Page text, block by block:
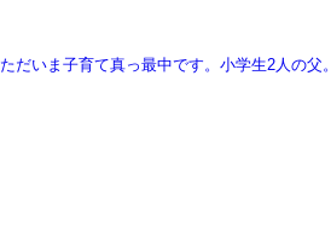
ただいま子育て真っ最中です。小学生2人の父。